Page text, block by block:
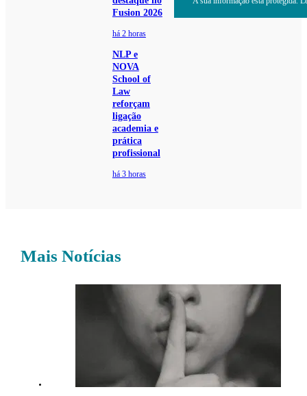
Fusion 2026
há 2 horas
NLP e
NOVA
School of
Law
reforçam
ligação
academia e
prática
profissional
há 3 horas
Mais Notícias